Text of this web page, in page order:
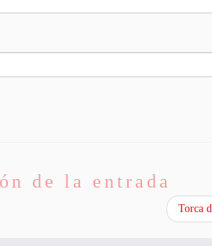
de la entrada
Torca